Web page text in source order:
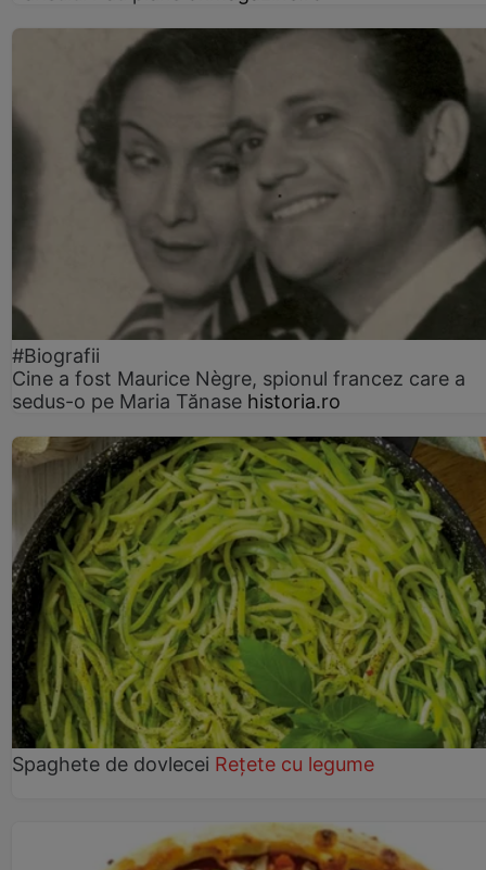
#Biografii
Cine a fost Maurice Nègre, spionul francez care a
sedus-o pe Maria Tănase historia.ro
Spaghete de dovlecei Rețete cu legume